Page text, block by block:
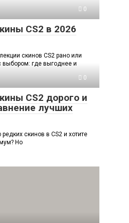
0
CS2 в 2026
скинов CS2 рано или
выбором: где выгоднее и
0
CS2 дорого и
лучших
скинов в CS2 и хотите
Но